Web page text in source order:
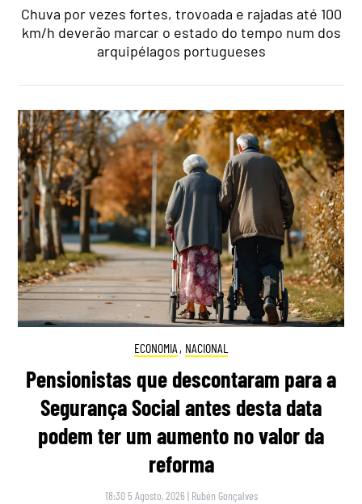
Chuva por vezes fortes, trovoada e rajadas até 100
km/h deverão marcar o estado do tempo num dos
arquipélagos portugueses
ECONOMIA , NACIONAL
Pensionistas que descontaram para a
Segurança Social antes desta data
podem ter um aumento no valor da
reforma
18:30 5 Agosto, 2026 | Rubén Gonçalves